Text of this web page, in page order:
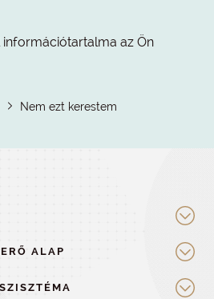
az Ön
Nem ezt kerestem
ALAP